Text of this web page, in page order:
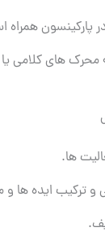
پارکینسون همراه
محرک های کلامی
ها.
و ترکیب ایده ها